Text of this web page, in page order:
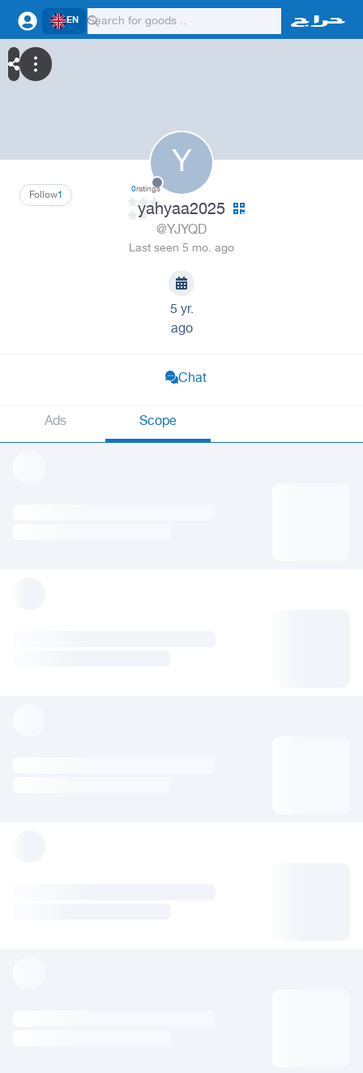
EN
Y
1
Follow 0ratings
yahyaa2025
@YJYQD
Last seen 5 mo. ago
5 yr.
ago
Chat
Ads Scope